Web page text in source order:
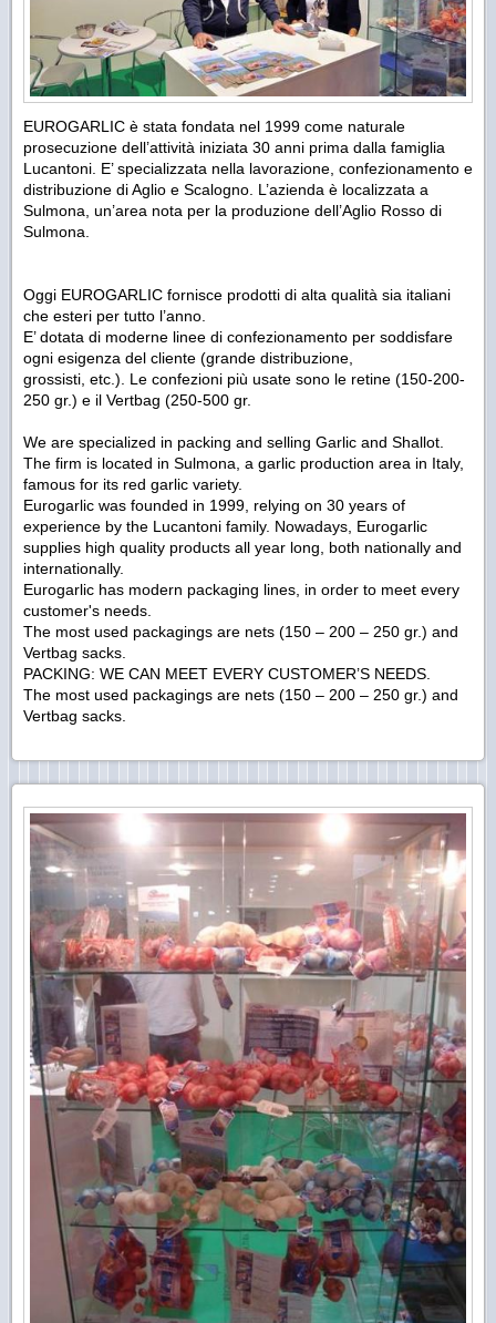
EUROGARLIC è stata fondata nel 1999 come naturale
prosecuzione dell’attività iniziata 30 anni prima dalla famiglia
Lucantoni. E’ specializzata nella lavorazione, confezionamento e
distribuzione di Aglio e Scalogno. L’azienda è localizzata a
Sulmona, un’area nota per la produzione dell’Aglio Rosso di
Sulmona.
Oggi EUROGARLIC fornisce prodotti di alta qualità sia italiani
che esteri per tutto l’anno.
E’ dotata di moderne linee di confezionamento per soddisfare
ogni esigenza del cliente (grande distribuzione,
grossisti, etc.). Le confezioni più usate sono le retine (150-200-
250 gr.) e il Vertbag (250-500 gr.
We are specialized in packing and selling Garlic and Shallot.
The firm is located in Sulmona, a garlic production area in Italy,
famous for its red garlic variety.
Eurogarlic was founded in 1999, relying on 30 years of
experience by the Lucantoni family. Nowadays, Eurogarlic
supplies high quality products all year long, both nationally and
internationally.
Eurogarlic has modern packaging lines, in order to meet every
customer's needs.
The most used packagings are nets (150 – 200 – 250 gr.) and
Vertbag sacks.
PACKING: WE CAN MEET EVERY CUSTOMER’S NEEDS.
The most used packagings are nets (150 – 200 – 250 gr.) and
Vertbag sacks.